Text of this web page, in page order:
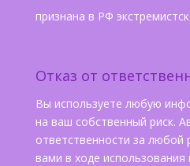
признана в РФ
Отказ от
Вы используете любую
на ваш собственный риск.
ответственности за любой
вами в ходе